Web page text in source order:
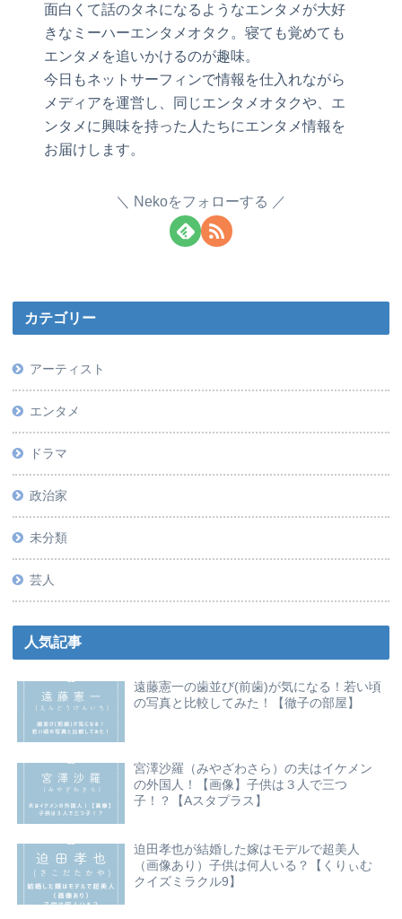
面白くて話のタネになるようなエンタメが大好
きなミーハーエンタメオタク。寝ても覚めても
エンタメを追いかけるのが趣味。
今日もネットサーフィンで情報を仕入れながら
メディアを運営し、同じエンタメオタクや、エ
ンタメに興味を持った人たちにエンタメ情報を
お届けします。
Nekoをフォローする
カテゴリー
アーティスト
エンタメ
ドラマ
政治家
未分類
芸人
人気記事
遠藤憲一の歯並び(前歯)が気になる！若い頃
の写真と比較してみた！【徹子の部屋】
宮澤沙羅（みやざわさら）の夫はイケメン
の外国人！【画像】子供は３人で三つ
子！？【Aスタプラス】
迫田孝也が結婚した嫁はモデルで超美人
（画像あり）子供は何人いる？【くりぃむ
クイズミラクル9】